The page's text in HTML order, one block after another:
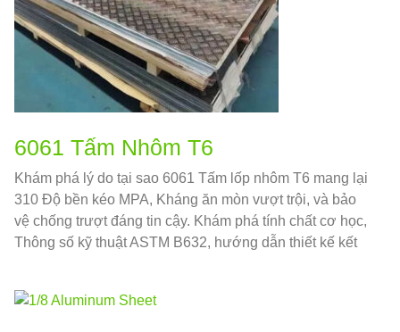
6061 Tấm Nhôm T6
Khám phá lý do tại sao 6061 Tấm lốp nhôm T6 mang lại
310 Độ bền kéo MPA, Kháng ăn mòn vượt trội, và bảo
vệ chống trượt đáng tin cậy. Khám phá tính chất cơ học,
Thông số kỹ thuật ASTM B632, hướng dẫn thiết kế kết